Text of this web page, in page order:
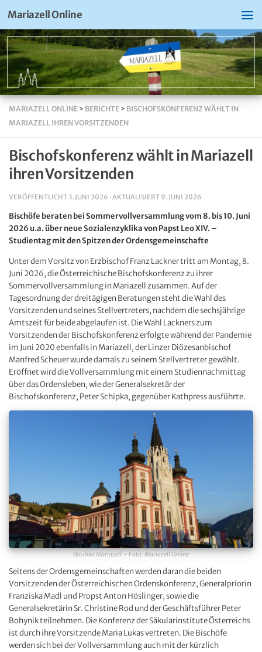
Mariazell Online
MARIAZELL ONLINE > BERICHTE > BISCHOFSKONFERENZ WÄHLT IN
MARIAZELL IHREN VORSITZENDEN
Bischofskonferenz wählt in Mariazell
ihren Vorsitzenden
VERÖFFENTLICHT 3. JUNI 2026 · AKTUALISIERT 9. JUNI 2026
Bischöfe beraten bei Sommervollversammlung vom 8. bis 10. Juni
2026 u.a. über neue Sozialenzyklika von Papst Leo XIV. –
Studientag mit den Spitzen der Ordensgemeinschafte
Unter dem Vorsitz von Erzbischof Franz Lackner tritt am Montag, 8.
Juni 2026, die Österreichische Bischofskonferenz zu ihrer
Sommervollversammlung in Mariazell zusammen. Auf der
Tagesordnung der dreitägigen Beratungen steht die Wahl des
Vorsitzenden und seines Stellvertreters, nachdem die sechsjährige
Amtszeit für beide abgelaufen ist. Die Wahl Lackners zum
Vorsitzenden der Bischofskonferenz erfolgte während der Pandemie
im Juni 2020 ebenfalls in Mariazell, der Linzer Diözesanbischof
Manfred Scheuer wurde damals zu seinem Stellvertreter gewählt.
Eröffnet wird die Vollversammlung mit einem Studiennachmittag
über das Ordensleben, wie der Generalsekretär der
Bischofskonferenz, Peter Schipka, gegenüber Kathpress ausführte.
Basilika Mariazell – Foto: Mariazell Online
Seitens der Ordensgemeinschaften werden daran die beiden
Vorsitzenden der Österreichischen Ordenskonferenz, Generalpriorin
Franziska Madl und Propst Anton Höslinger, sowie die
Generalsekretärin Sr. Christine Rod und der Geschäftsführer Peter
Bohynik teilnehmen. Die Konferenz der Säkularinstitute Österreichs
ist durch ihre Vorsitzende Maria Lukas vertreten. Die Bischöfe
werden sich bei der Vollversammlung auch mit der kürzlich